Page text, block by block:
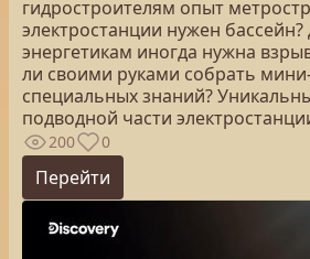
гидростроителям опыт
электростанции нужен бассейн?
энергетикам иногда нужна
ли своими руками собрать
специальных знаний?
подводной части
200 0
Перейти